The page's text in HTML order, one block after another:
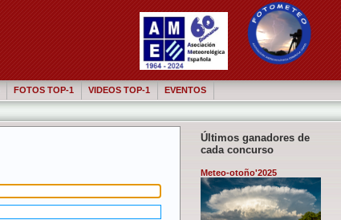
FOTOS TOP-1 VIDEOS TOP-1 EVENTOS
Últimos ganadores de
cada concurso
Meteo-otoño'2025